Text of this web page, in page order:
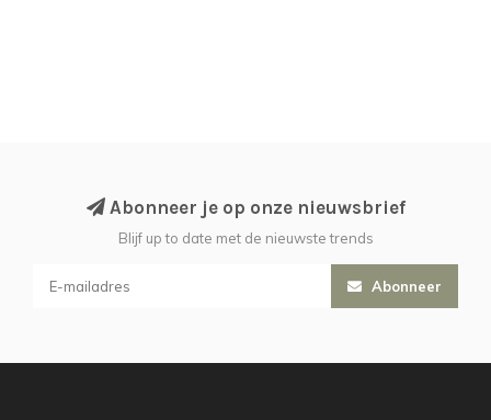
Abonneer je op onze nieuwsbrief
Blijf up to date met de nieuwste trends
Abonneer